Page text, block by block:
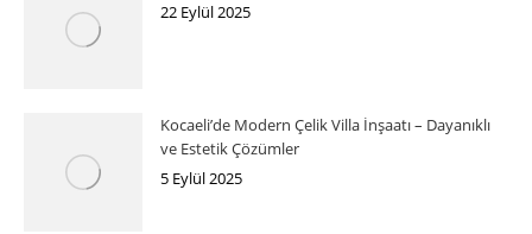
22 Eylül 2025
Kocaeli’de Modern Çelik Villa İnşaatı – Dayanıklı
ve Estetik Çözümler
5 Eylül 2025